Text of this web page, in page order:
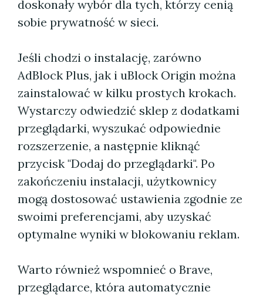
doskonały wybór dla tych, którzy cenią
sobie prywatność w sieci.
Jeśli chodzi o instalację, zarówno
AdBlock Plus, jak i uBlock Origin można
zainstalować w kilku prostych krokach.
Wystarczy odwiedzić sklep z dodatkami
przeglądarki, wyszukać odpowiednie
rozszerzenie, a następnie kliknąć
przycisk "Dodaj do przeglądarki". Po
zakończeniu instalacji, użytkownicy
mogą dostosować ustawienia zgodnie ze
swoimi preferencjami, aby uzyskać
optymalne wyniki w blokowaniu reklam.
Warto również wspomnieć o Brave,
przeglądarce, która automatycznie